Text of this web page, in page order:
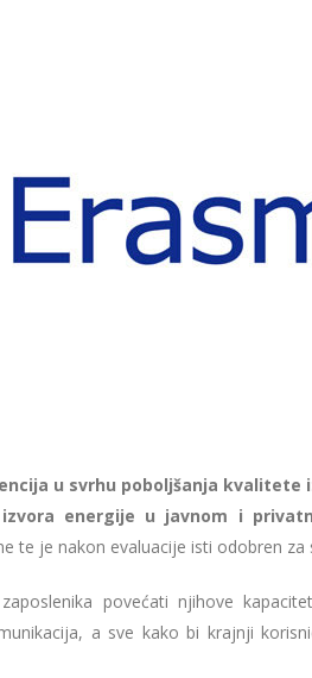
u svrhu poboljšanja
energije u javnom i
te je nakon evaluacije isti odobren za
povećati njihove
a sve kako bi krajnji